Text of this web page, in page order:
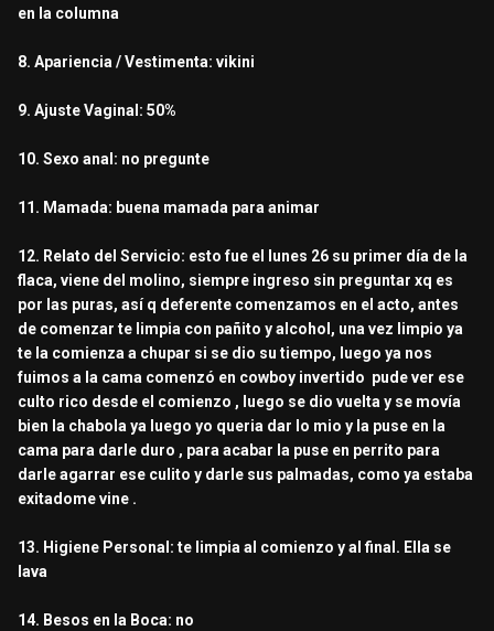
en la columna
8. Apariencia / Vestimenta: vikini
9. Ajuste Vaginal: 50%
10. Sexo anal: no pregunte
11. Mamada: buena mamada para animar
12. Relato del Servicio: esto fue el lunes 26 su primer día de la
flaca, viene del molino, siempre ingreso sin preguntar xq es
por las puras, así q deferente comenzamos en el acto, antes
de comenzar te limpia con pañito y alcohol, una vez limpio ya
te la comienza a chupar si se dio su tiempo, luego ya nos
fuimos a la cama comenzó en cowboy invertido pude ver ese
culto rico desde el comienzo , luego se dio vuelta y se movía
bien la chabola ya luego yo queria dar lo mio y la puse en la
cama para darle duro , para acabar la puse en perrito para
darle agarrar ese culito y darle sus palmadas, como ya estaba
exitadome vine .
13. Higiene Personal: te limpia al comienzo y al final. Ella se
lava
14. Besos en la Boca: no